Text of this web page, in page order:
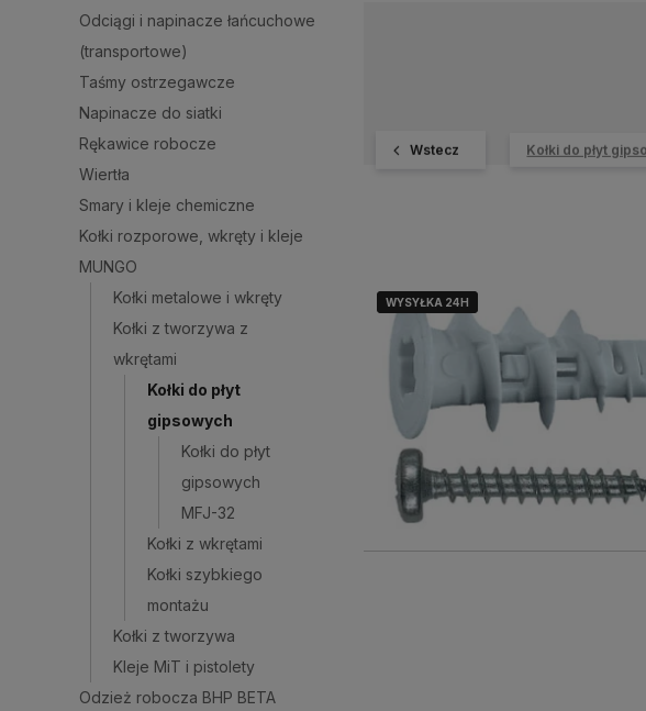
Odciągi i napinacze łańcuchowe
(transportowe)
Taśmy ostrzegawcze
Napinacze do siatki
Rękawice robocze
Wiertła
Smary i kleje chemiczne
Kołki rozporowe, wkręty i kleje
MUNGO
Kołki metalowe i wkręty
Kołki z tworzywa z
wkrętami
Kołki do płyt
gipsowych
Kołki do płyt
gipsowych
MFJ-32
Kołki z wkrętami
Kołki szybkiego
montażu
Kołki z tworzywa
Kleje MiT i pistolety
Odzież robocza BHP BETA
Wstecz Kołki do płyt
WYSYŁKA 24H
WYSYŁKA 24H